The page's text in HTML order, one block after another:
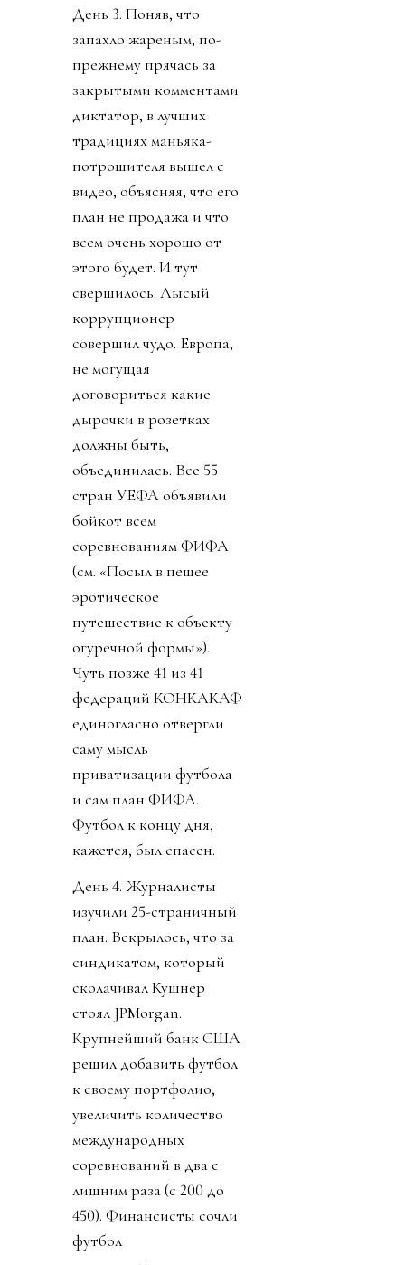
День 3. Поняв, что
запахло жареным, по-
прежнему прячась за
закрытыми комментами
диктатор, в лучших
традициях маньяка-
потрошителя вышел с
видео, объясняя, что его
план не продажа и что
всем очень хорошо от
этого будет. И тут
свершилось. Лысый
коррупционер
совершил чудо. Европа,
не могущая
договориться какие
дырочки в розетках
должны быть,
объединилась. Все 55
стран УЕФА объявили
бойкот всем
соревнованиям ФИФА
(см. «Посыл в пешее
эротическое
путешествие к объекту
огуречной формы»).
Чуть позже 41 из 41
федераций КОНКАКАФ
единогласно отвергли
саму мысль
приватизации футбола
и сам план ФИФА.
Футбол к концу дня,
кажется, был спасен.
День 4. Журналисты
изучили 25-страничный
план. Вскрылось, что за
синдикатом, который
сколачивал Кушнер
стоял JPMorgan.
Крупнейший банк США
решил добавить футбол
к своему портфолио,
увеличить количество
международных
соревнований в два с
лишним раза (с 200 до
450). Финансисты сочли
футбол